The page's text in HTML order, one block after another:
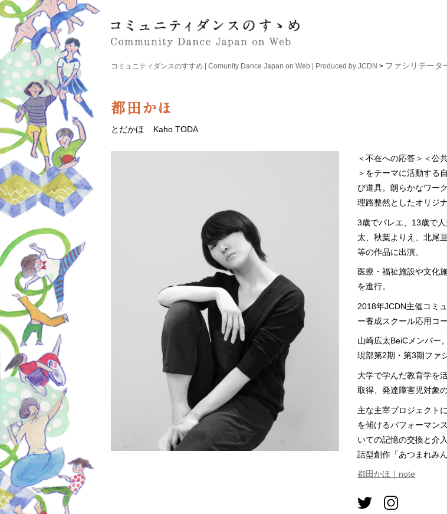
コミュニティダンスのすすめ | Comunity Dance Japan on Web | Produced by JCDN > ファシリテータ
都田かほ
とだかほ Kaho TODA
＜不在への応答＞＜公
＞をテーマに活動する
び道具。朗らかなワー
理路整然としたオリジ
3歳でバレエ、13歳で
太、秋葉よりえ、北尾
等の作品に出演。
医療・福祉施設や文化
を進行。
2018年JCDN主催コミ
ー養成スクール応用コ
山崎広太BeiCメンバー
現部第2期・第3期ファ
大学で学んだ教育学を
取得、発達障害児対象
主な主宰プロジェクト
を傾けるパフォーマン
いての記憶の交換と介
話型創作「あつまれみ
都田かほ｜note